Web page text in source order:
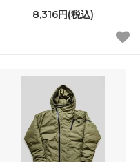
8,316円(税込)